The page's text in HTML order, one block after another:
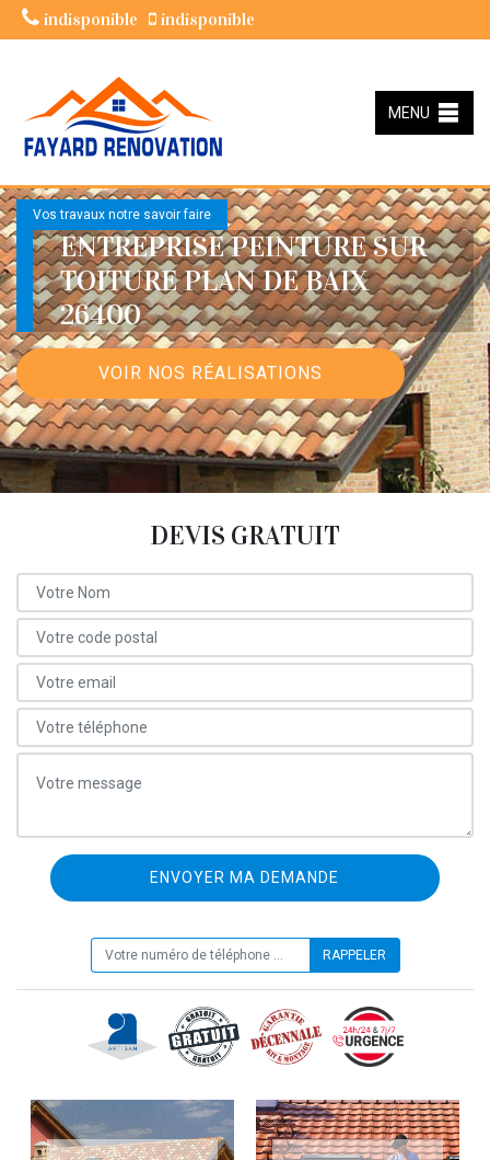
indisponible indisponible
MENU
Vos travaux notre savoir faire
ENTREPRISE PEINTURE SUR
TOITURE PLAN DE BAIX
26400
VOIR NOS RÉALISATIONS
DEVIS GRATUIT